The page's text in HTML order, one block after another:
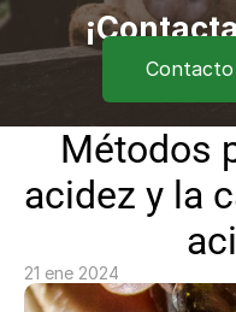
Blog
Contacto
Eventos
Métodos
acidez y la
21 ene 2024